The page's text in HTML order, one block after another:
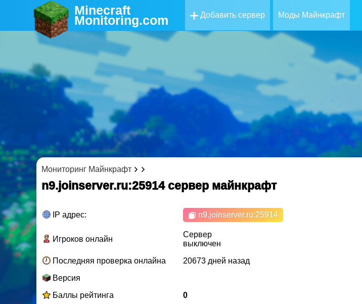
Minecraft
Monitoring.com Добавить сервер Моды Майнкрафт
Мониторинг Майнкрафт
n9.joinserver.ru:25914 cервер майнкрафт
IP адрес: n9.joinserver.ru:25914
Игроков онлайн
Сервер
выключен
Последняя проверка онлайна
20673 дней назад
Версия
Баллы рейтинга
0